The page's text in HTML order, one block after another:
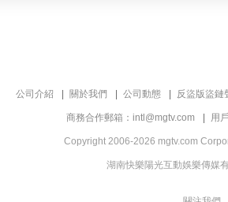
公司介紹 關於我們 公司動態 反盜版盜鏈
商務合作郵箱：intl@mgtv.com 用
Copyright 2006-2026 mgtv.com
湖南快樂陽光互動娛樂傳媒